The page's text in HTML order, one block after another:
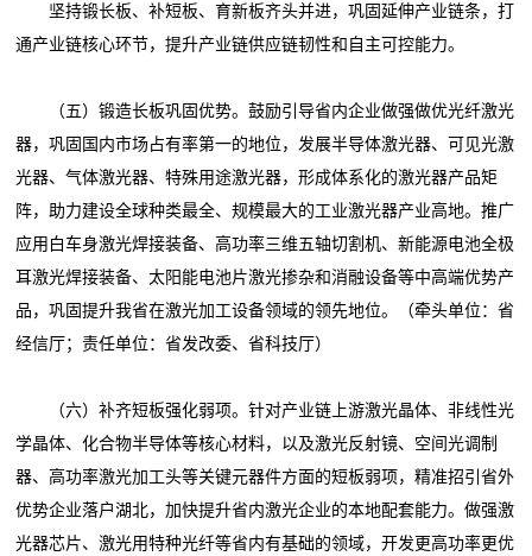
坚持锻长板、补短板、育新板齐头并进，巩固延伸产业链条，打
通产业链核心环节，提升产业链供应链韧性和自主可控能力。
（五）锻造长板巩固优势。鼓励引导省内企业做强做优光纤激光
器，巩固国内市场占有率第一的地位，发展半导体激光器、可见光激
光器、气体激光器、特殊用途激光器，形成体系化的激光器产品矩
阵，助力建设全球种类最全、规模最大的工业激光器产业高地。推广
应用白车身激光焊接装备、高功率三维五轴切割机、新能源电池全极
耳激光焊接装备、太阳能电池片激光掺杂和消融设备等中高端优势产
品，巩固提升我省在激光加工设备领域的领先地位。（牵头单位：省
经信厅；责任单位：省发改委、省科技厅）
（六）补齐短板强化弱项。针对产业链上游激光晶体、非线性光
学晶体、化合物半导体等核心材料，以及激光反射镜、空间光调制
器、高功率激光加工头等关键元器件方面的短板弱项，精准招引省外
优势企业落户湖北，加快提升省内激光企业的本地配套能力。做强激
光器芯片、激光用特种光纤等省内有基础的领域，开发更高功率更优